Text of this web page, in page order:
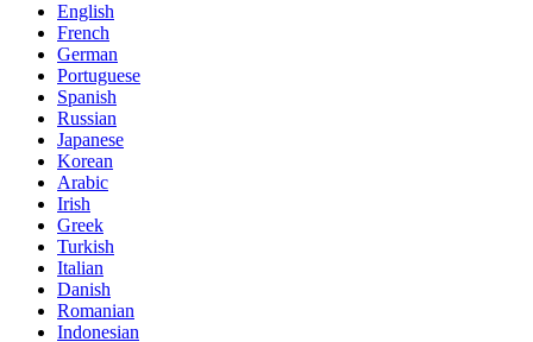
English
French
German
Portuguese
Spanish
Russian
Japanese
Korean
Arabic
Irish
Greek
Turkish
Italian
Danish
Romanian
Indonesian